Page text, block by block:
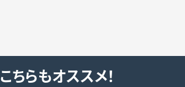
こちらもオススメ！